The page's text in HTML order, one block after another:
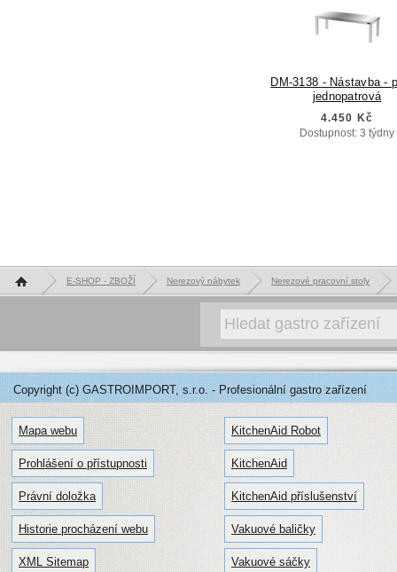
DM-3138 - Nástavba -
jednopatrová
4.450 Kč
Dostupnost: 3 týdny
Hlavní stránka E-SHOP - ZBOŽÍ Nerezový nábytek Nerezové pracovní stoly
Copyright (c) GASTROIMPORT, s.r.o. - Profesionální gastro zařízení
Mapa webu
Prohlášení o přístupnosti
Právní doložka
Historie procházení webu
XML Sitemap
KitchenAid Robot
KitchenAid
KitchenAid příslušenství
Vakuové baličky
Vakuové sáčky